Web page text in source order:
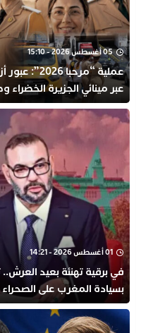
05 أغسطس 2026 - 15:10
عبر مينائي الجزيرة الخضراء
01 أغسطس 2026 - 14:21
في برقية تهنئة بعيد
بسيادة المغرب على الصحراء